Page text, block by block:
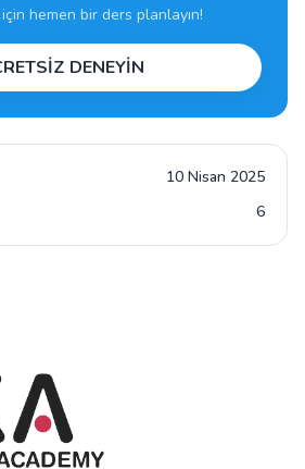
hemen bir ders planlayın!
DENEYİN
10 Nisan 2025
6